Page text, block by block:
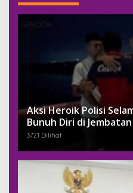
Aksi Heroik Polisi
Bunuh Diri di
3721 Dilihat